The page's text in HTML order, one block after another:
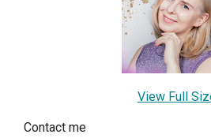
View Full
Contact me